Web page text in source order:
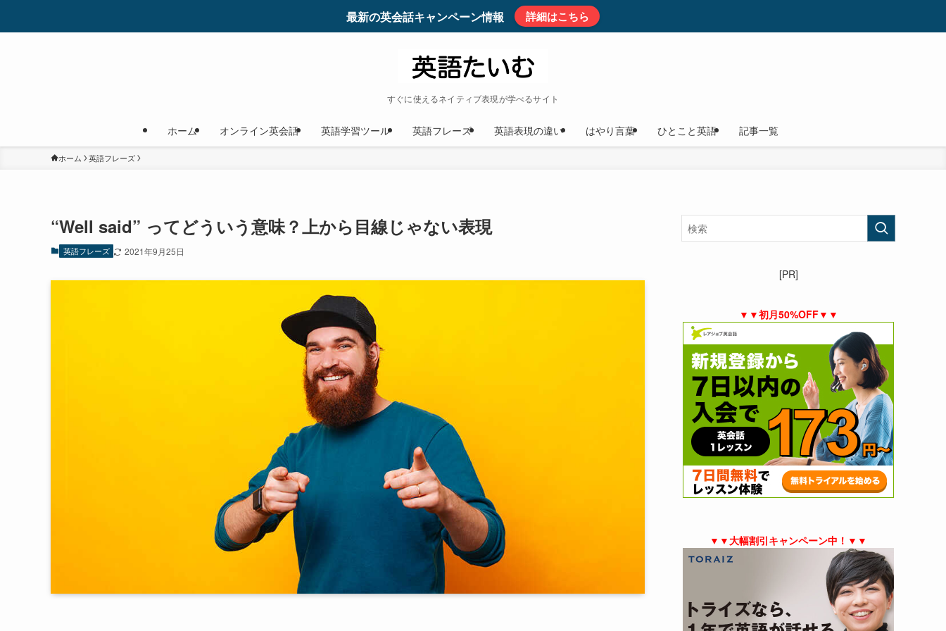
最新の英会話キャンペーン情報 詳細はこちら
すぐに使えるネイティブ表現が学べるサイト
ホーム オンライン英会話 英語学習ツール 英語フレーズ 英語表現の違い はやり言葉 ひとこと英語 記事一覧
ホーム 英語フレーズ
“Well said” ってどういう意味？上から目線じゃない表現
英語フレーズ 2021年9月25日
[PR]
▼▼初月50%OFF▼▼
▼▼大幅割引キャンペーン中！▼▼